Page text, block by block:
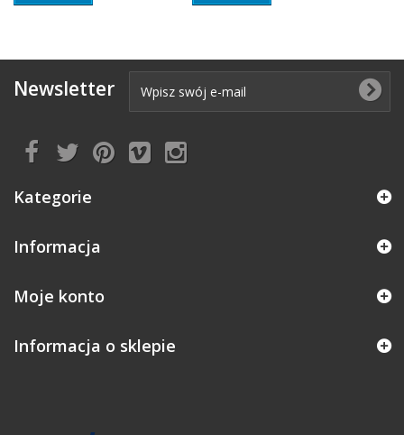
Newsletter
Kategorie
Informacja
Moje konto
Informacja o sklepie